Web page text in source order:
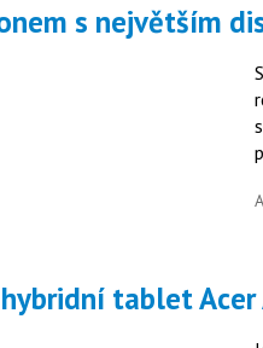
s největším
hybridní tablet